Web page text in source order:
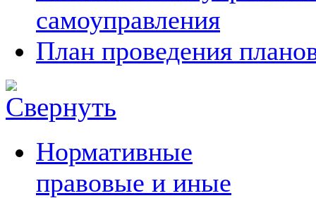
самоуправления
План проведения
Нормативные
правовые и иные